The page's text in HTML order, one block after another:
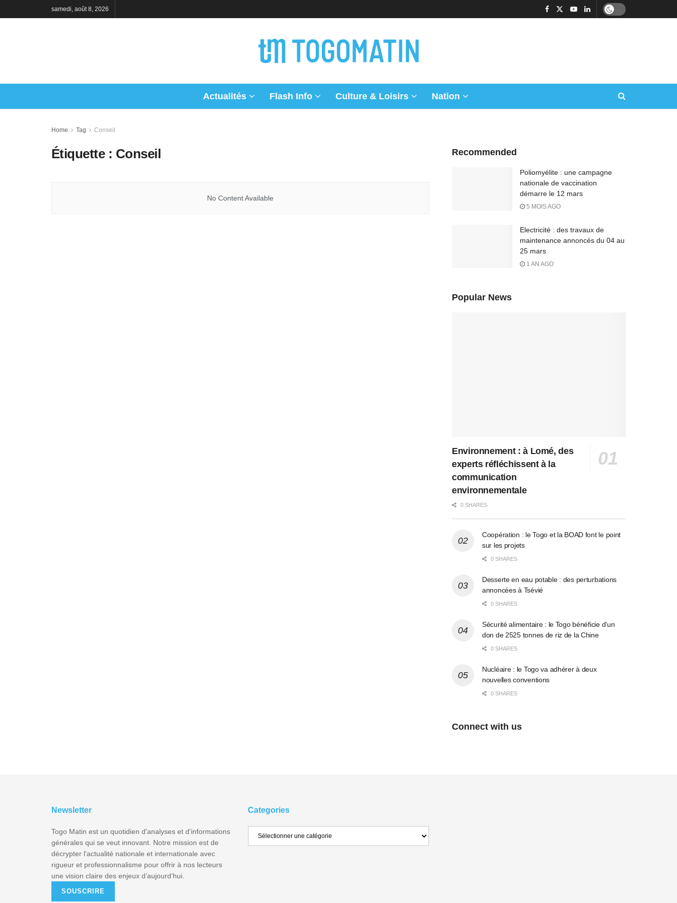
samedi, août 8, 2026
Actualités Flash Info Culture & Loisirs Nation
Home Tag Conseil
Étiquette : Conseil
No Content Available
Recommended
Poliomyélite : une campagne
nationale de vaccination
démarre le 12 mars
5 MOIS AGO
Electricité : des travaux de
maintenance annoncés du 04 au
25 mars
1 AN AGO
Popular News
Environnement : à Lomé, des
experts réfléchissent à la
communication
environnementale
0 SHARES
Coopération : le Togo et la BOAD font le point
sur les projets
0 SHARES
Desserte en eau potable : des perturbations
annoncées à Tsévié
0 SHARES
Sécurité alimentaire : le Togo bénéficie d’un
don de 2525 tonnes de riz de la Chine
0 SHARES
Nucléaire : le Togo va adhérer à deux
nouvelles conventions
0 SHARES
Connect with us
Newsletter
Togo Matin est un quotidien d'analyses et d'informations
générales qui se veut innovant. Notre mission est de
décrypter l'actualité nationale et internationale avec
rigueur et professionnalisme pour offrir à nos lecteurs
une vision claire des enjeux d’aujourd’hui.
SOUSCRIRE
Categories